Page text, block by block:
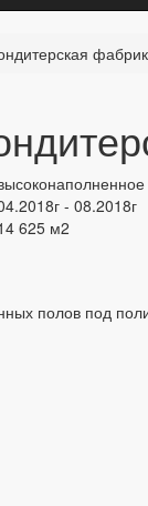
- 08.2018г
625 м2
полов под